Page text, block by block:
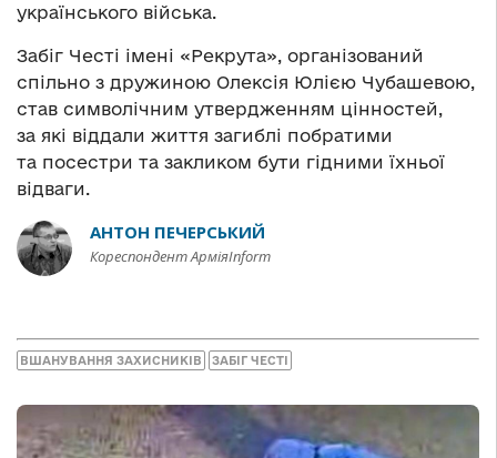
українського війська.
Забіг Честі імені «Рекрута», організований
спільно з дружиною Олексія Юлією Чубашевою,
став символічним утвердженням цінностей,
за які віддали життя загиблі побратими
та посестри та закликом бути гідними їхньої
відваги.
АНТОН ПЕЧЕРСЬКИЙ
Кореспондент АрміяInform
ВШАНУВАННЯ ЗАХИСНИКІВ ЗАБІГ ЧЕСТІ